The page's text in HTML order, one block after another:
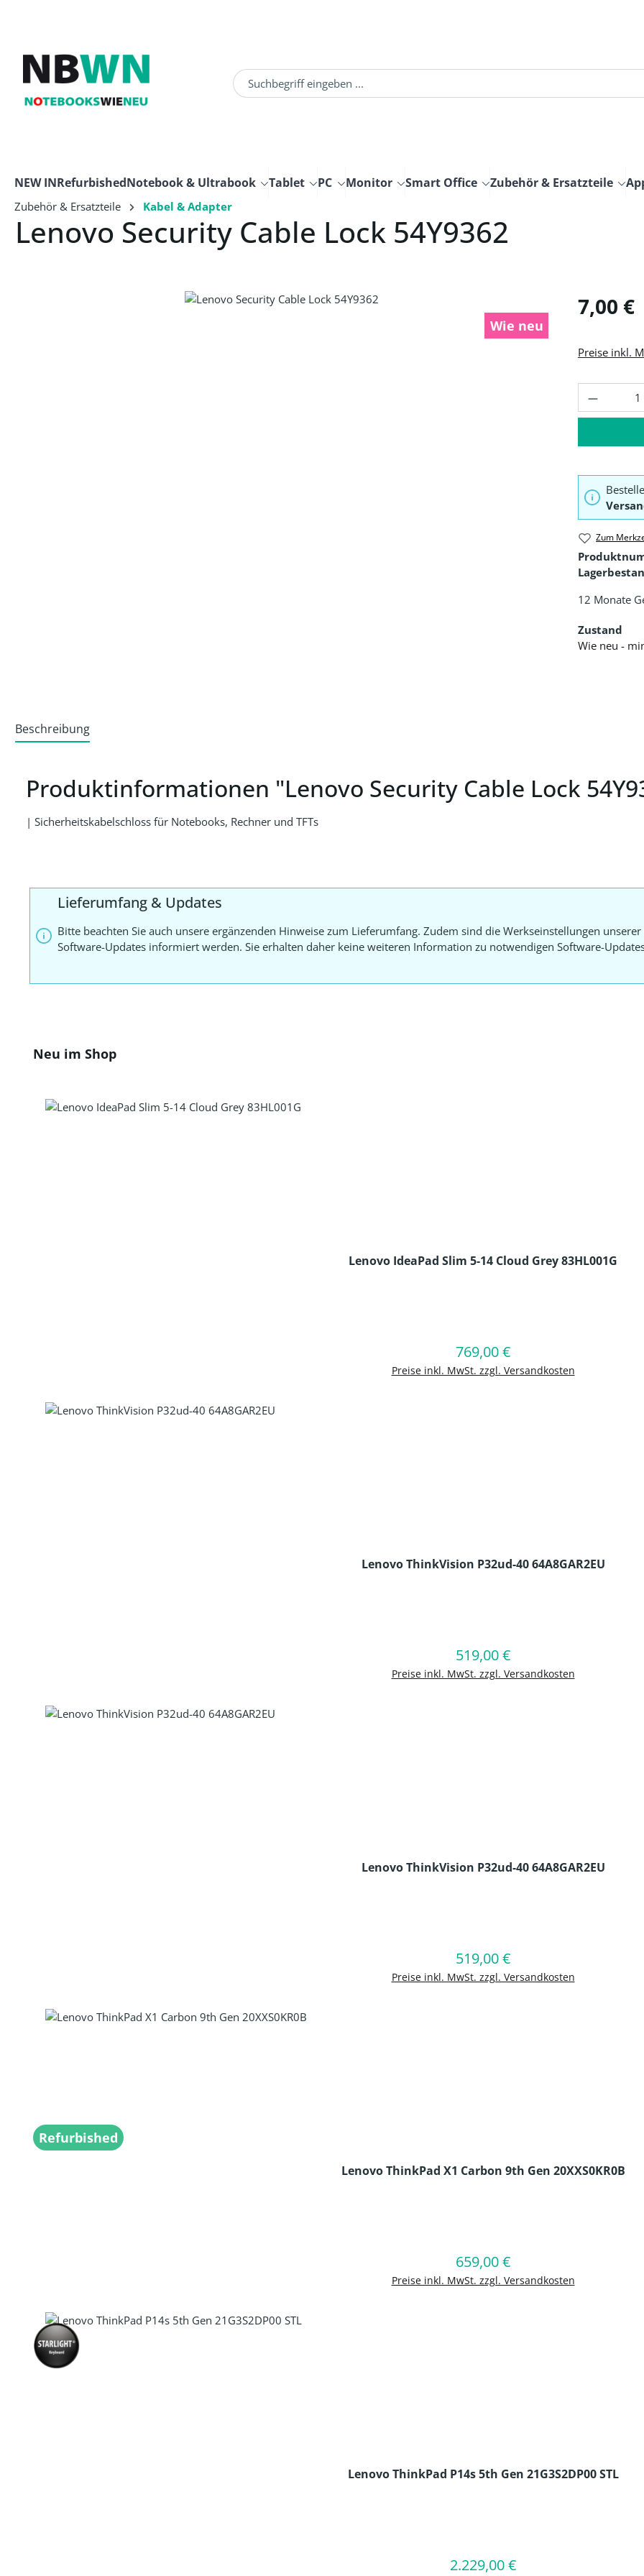
NEW INRefurbishedNotebook & Ultrabook Tablet PC Monitor Smart Office Zubehör & Ersatzteile
Zubehör & Ersatzteile Kabel & Adapter
Lenovo Security Cable Lock 54Y9362
Wie neu
Regulärer
7,00 €
Preise inkl.
Zum
12 Monate
Zustand
Wie neu -
Beschreibung
Produktinformationen "Lenovo Security Cable Lock
| Sicherheitskabelschloss für Notebooks, Rechner und TFTs
Lieferumfang & Updates
Bitte beachten Sie auch unsere ergänzenden Hinweise zum Lieferumfang. Zudem sind die Werkseinstellungen
Software-Updates informiert werden. Sie erhalten daher keine weiteren Information zu notwendigen Software-
Produktgalerie überspringen
Neu im Shop
Lenovo IdeaPad Slim 5-14 Cloud Grey 83HL001G
Regulärer Preis:
769,00 €
Preise inkl. MwSt. zzgl. Versandkosten
In den Warenkorb
Lenovo ThinkVision P32ud-40 64A8GAR2EU
Regulärer Preis:
519,00 €
Preise inkl. MwSt. zzgl. Versandkosten
In den Warenkorb
Lenovo ThinkVision P32ud-40 64A8GAR2EU
Regulärer Preis:
519,00 €
Preise inkl. MwSt. zzgl. Versandkosten
In den Warenkorb
Refurbished
Lenovo ThinkPad X1 Carbon 9th Gen 20XXS0KR0B
Regulärer Preis:
659,00 €
Preise inkl. MwSt. zzgl. Versandkosten
In den Warenkorb
Lenovo ThinkPad P14s 5th Gen 21G3S2DP00 STL
Regulärer Preis:
2.229,00 €
In den Warenkorb